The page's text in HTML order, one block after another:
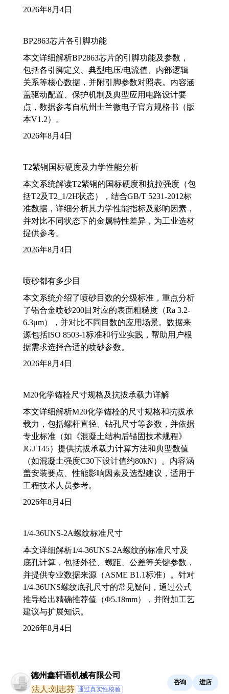
2026年8月4日
BP2863芯片各引脚功能
本文详细解析BP2863芯片的引脚功能及参数，
包括各引脚定义、典型电压/电流值、内部逻辑
关系等核心数据，并附引脚参数对照表。内容涵
盖驱动配置、保护机制及典型应用电路设计要
点，数据参考自杭州士兰微电子官方规格书（版
本V1.2）。
2026年8月4日
T2紫铜国标硬度及力学性能分析
本文系统解读T2紫铜的国标硬度和抗拉强度（包
括T2及T2_1/2H状态），结合GB/T 5231-2012标
准数据，详细分析其力学性能指标及影响因素，
并对比不同状态下的金属特性差异，为工业选材
提供参考。
2026年8月4日
喷砂都有多少目
本文系统介绍了喷砂目数的分级标准，重点分析
了铝合金喷砂200目对应的表面粗糙度（Ra 3.2-
6.3μm），并对比不同目数的应用场景。数据来
源包括ISO 8503-1标准和行业实践，帮助用户根
据需求选择合适的喷砂参数。
2026年8月4日
M20化学锚栓尺寸规格及抗拔承载力详解
本文详细解析M20化学锚栓的尺寸规格和抗拔承
载力，包括螺杆直径、钻孔尺寸等参数，并依据
专业标准（如《混凝土结构后锚固技术规程》
JGJ 145）提供抗拔承载力计算方法和典型数值
（如混凝土强度C30下设计值约80kN）。内容涵
盖安装要点、性能影响因素及选型建议，适用于
工程技术人员参考。
2026年8月4日
1/4-36UNS-2A螺纹标准尺寸
本文详细解析1/4-36UNS-2A螺纹的标准尺寸及
底孔计算，包括外径、螺距、公差等关键参数，
并提供专业数据来源（ASME B1.1标准）。针对
1/4-36UNS螺纹底孔尺寸的常见疑问，通过公式
推导给出精确推荐值（Φ5.18mm），并附加工艺
建议与扩展知识。
2026年8月4日
德州鑫轩语机械有限公司
法人:刘志芬 通过真实性核验
咨询 进店